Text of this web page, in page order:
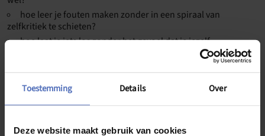
Toestemming Details Over
Deze website maakt gebruik van cookies
hoe leer je fouten maken zonder in een spiraal van
zelfkritiek te schieten?
hoe laat je iets los zonder het gevoel dat je jezelf
hoe ziet presteren eruit als het vanuit vertrouwen komt in
Voor wie is dit?